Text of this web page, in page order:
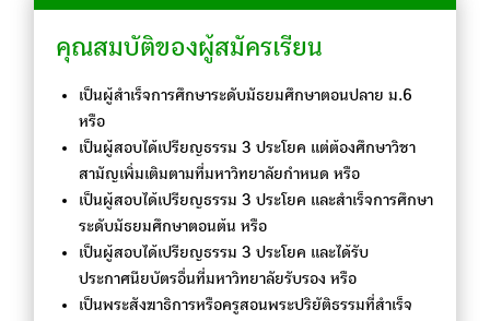
คุณสมบัติของผู้สมัครเรียน
เป็นผู้สำเร็จการศึกษาระดับมัธยมศึกษาตอนปลาย ม.6
หรือ
เป็นผู้สอบได้เปรียญธรรม 3 ประโยค แต่ต้องศึกษาวิชา
สามัญเพิ่มเติมตามที่มหาวิทยาลัยกำหนด หรือ
เป็นผู้สอบได้เปรียญธรรม 3 ประโยค และสำเร็จการศึกษา
ระดับมัธยมศึกษาตอนต้น หรือ
เป็นผู้สอบได้เปรียญธรรม 3 ประโยค และได้รับ
ประกาศนียบัตรอื่นที่มหาวิทยาลัยรับรอง หรือ
เป็นพระสังฆาธิการหรือครูสอนพระปริยัติธรรมที่สำเร็จ